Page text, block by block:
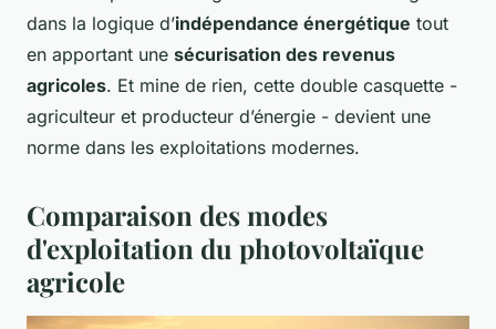
dans la logique d’indépendance énergétique tout
en apportant une sécurisation des revenus
agricoles. Et mine de rien, cette double casquette -
agriculteur et producteur d’énergie - devient une
norme dans les exploitations modernes.
Comparaison des modes
d'exploitation du photovoltaïque
agricole